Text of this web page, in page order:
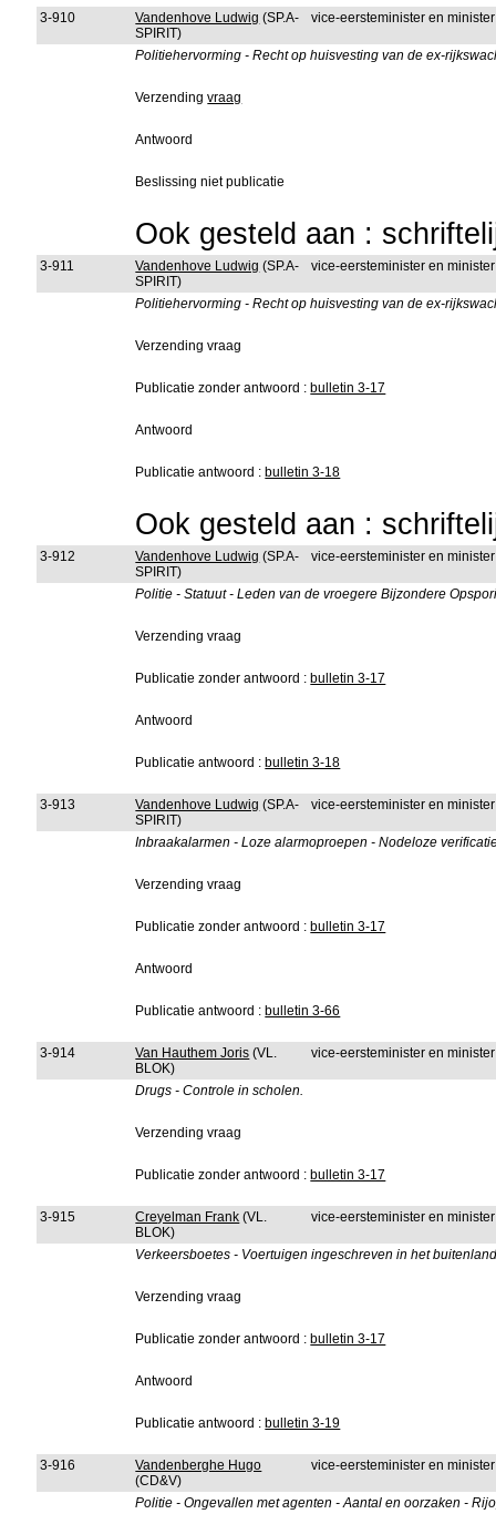
3-910 Vandenhove Ludwig (SP.A-
SPIRIT)
vice-eersteminister en
Politiehervorming - Recht op huisvesting van de ex-
Verzendingvraag
Antwoord
Beslissing niet publicatie
Ook gesteld aan :
3-911 Vandenhove Ludwig (SP.A-
SPIRIT)
vice-eersteminister en
Politiehervorming - Recht op huisvesting van de ex-
Verzending vraag
Publicatie zonder antwoord : bulletin 3-17
Antwoord
Publicatie antwoord : bulletin 3-18
Ook gesteld aan :
3-912 Vandenhove Ludwig (SP.A-
SPIRIT)
vice-eersteminister en
Politie - Statuut - Leden van de vroegere Bijzondere
Verzending vraag
Publicatie zonder antwoord : bulletin 3-17
Antwoord
Publicatie antwoord : bulletin 3-18
3-913 Vandenhove Ludwig (SP.A-
SPIRIT)
vice-eersteminister en
Inbraakalarmen - Loze alarmoproepen - Nodeloze
Verzending vraag
Publicatie zonder antwoord : bulletin 3-17
Antwoord
Publicatie antwoord : bulletin 3-66
3-914 Van Hauthem Joris (VL.
BLOK)
vice-eersteminister en
Drugs - Controle in scholen.
Verzending vraag
Publicatie zonder antwoord : bulletin 3-17
3-915 Creyelman Frank (VL.
BLOK)
vice-eersteminister en
Verkeersboetes - Voertuigen ingeschreven in het
Verzending vraag
Publicatie zonder antwoord : bulletin 3-17
Antwoord
Publicatie antwoord : bulletin 3-19
3-916
Vandenberghe Hugo
(CD&V)
vice-eersteminister en
Politie - Ongevallen met agenten - Aantal en oorzaken -